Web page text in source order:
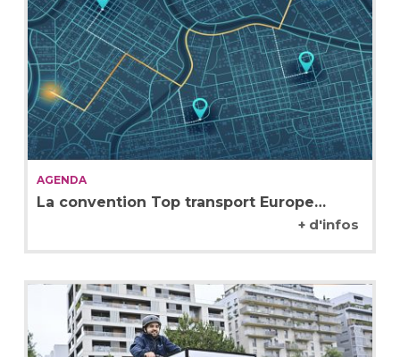
AGENDA
La convention Top transport Europe…
+ d'infos